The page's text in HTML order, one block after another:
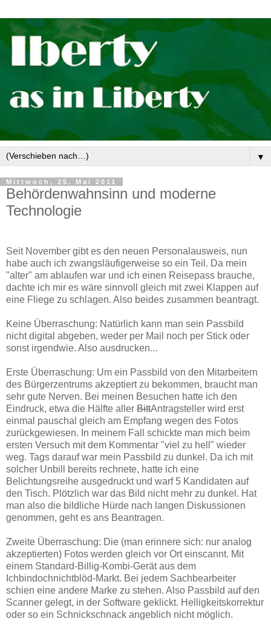
▼
Mittwoch, 25. Mai 2011
Behördenwahnsinn und moderne
Technologie
Seit November gibt es den neuen Personalausweis, nun
habe auch ich zwangsläufigerweise so ein Teil. Da mein
"alter" am ablaufen war und ich einen Reisepass brauche,
dachte ich mir es wäre sinnvoll gleich mit zwei Klappen auf
eine Fliege zu schlagen. Also beides zusammen beantragt.
Keine Überraschung: Natürlich kann man sein Passbild
nicht digital abgeben, weder per Mail noch per Stick oder
sonst irgendwie. Also ausdrucken...
Erste Überraschung: Um ein Passbild von den Mitarbeitern
des Bürgerzentrums akzeptiert zu bekommen, braucht man
sehr gute Nerven. Bei meinen Besuchen hatte ich den
Eindruck, etwa die Hälfte aller BittAntragsteller wird erst
einmal pauschal gleich am Empfang wegen des Fotos
zurückgewiesen. In meinem Fall schickte man mich beim
ersten Versuch mit dem Kommentar "viel zu hell" wieder
weg. Tags darauf war mein Passbild zu dunkel. Da ich mit
solcher Unbill bereits rechnete, hatte ich eine
Belichtungsreihe ausgedruckt und warf 5 Kandidaten auf
den Tisch. Plötzlich war das Bild nicht mehr zu dunkel. Hat
man also die bildliche Hürde nach langen Diskussionen
genommen, geht es ans Beantragen.
Zweite Überraschung: Die (man erinnere sich: nur analog
akzeptierten) Fotos werden gleich vor Ort einscannt. Mit
einem Standard-Billig-Kombi-Gerät aus dem
Ichbindochnichtblöd-Markt. Bei jedem Sachbearbeiter
schien eine andere Marke zu stehen. Also Passbild auf den
Scanner gelegt, in der Software geklickt. Helligkeitskorrektur
oder so ein Schnickschnack angeblich nicht möglich.